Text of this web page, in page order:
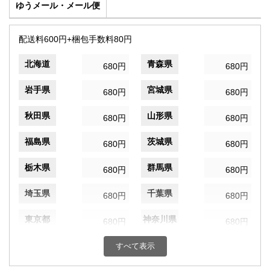
ゆうメール・メール便
配送料600円+梱包手数料80円
北海道 680円 青森県 680円
岩手県 680円 宮城県 680円
秋田県 680円 山形県 680円
福島県 680円 茨城県 680円
栃木県 680円 群馬県 680円
埼玉県 680円 千葉県 680円
東京都 680円 神奈川県 680円
680円 富山県
すべて表示